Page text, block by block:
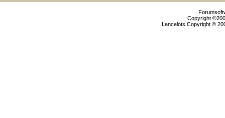
Copyright
Lancelots Copyright ©